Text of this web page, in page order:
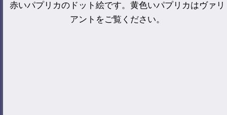
赤いパプリカのドット絵です。黄色いパプリカはヴァリ
アントをご覧ください。